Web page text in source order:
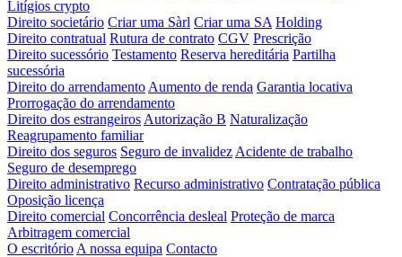
Litígios crypto
Direito societário Criar uma Sàrl Criar uma SA Holding
Direito contratual Rutura de contrato CGV Prescrição
Direito sucessório Testamento Reserva hereditária Partilha
sucessória
Direito do arrendamento Aumento de renda Garantia locativa
Prorrogação do arrendamento
Direito dos estrangeiros Autorização B Naturalização
Reagrupamento familiar
Direito dos seguros Seguro de invalidez Acidente de trabalho
Seguro de desemprego
Direito administrativo Recurso administrativo Contratação pública
Oposição licença
Direito comercial Concorrência desleal Proteção de marca
Arbitragem comercial
O escritório A nossa equipa Contacto